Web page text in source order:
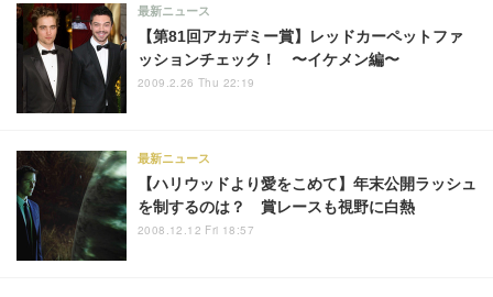
【第81回アカデミー賞】レッドカーペットファ
ッションチェック！ 〜イケメン編〜
最新ニュース
2009.2.26 Thu 22:19
【ハリウッドより愛をこめて】年末公開ラッシュ
を制するのは？ 賞レースも視野に白熱
最新ニュース
2008.12.12 Fri 18:57